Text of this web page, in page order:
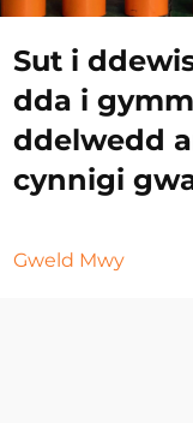
Sut i
dda i
ddelwedd
cynnigi
Gweld Mwy